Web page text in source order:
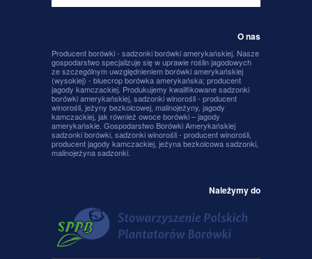
O nas
Producent borówki - sadzonki borówki amerykańskiej. Nasze
gospodarstwo specjalizuje się w uprawie roślin jagodowych
ze szczególnym uwzględnieniem borówki amerykańskiej
(wysokiej) - bluecrop borówka amerykańska; producent
jagody kamczackiej. Produkujemy kwalifikowane sadzonki
borówki amerykańskiej, sadzonki winorośli - producent
winorośli, jeżyny bezkolcowej, malinojeżyny, jagody
kamczackiej, jak również owoce borówki – jagody
amerykańskie. Gospodarstwo Borówki Amerykańskiej
sadzonki borówki, sadzonki winorośli - producent winorośli,
producent jagody kamczackiej, jeżyna bezkolcowa sadzonki,
malinojeżyna sadzonki.
Należymy do